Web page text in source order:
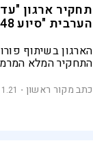
תחקיר ארגון
הערבית "סיוע 48" הוצג בכנסת
הארגון בשיתוף
התחקיר המלא
בהשתתפות ח"כים
שקראו להפלת
כתב מקור ראשון